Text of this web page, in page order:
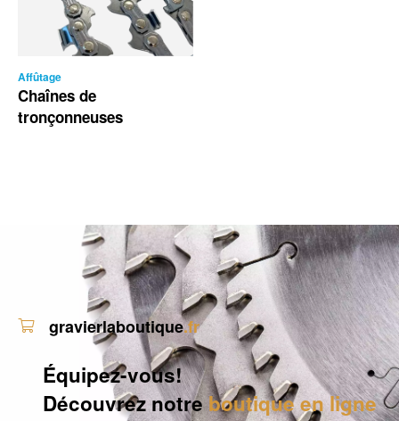
Affûtage
Chaînes de
tronçonneuses
gravierlaboutique.fr
Équipez-vous!
Découvrez notreboutique en ligne